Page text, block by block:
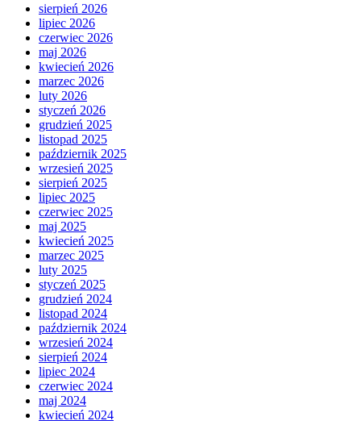
sierpień 2026
lipiec 2026
czerwiec 2026
maj 2026
kwiecień 2026
marzec 2026
luty 2026
styczeń 2026
grudzień 2025
listopad 2025
październik 2025
wrzesień 2025
sierpień 2025
lipiec 2025
czerwiec 2025
maj 2025
kwiecień 2025
marzec 2025
luty 2025
styczeń 2025
grudzień 2024
listopad 2024
październik 2024
wrzesień 2024
sierpień 2024
lipiec 2024
czerwiec 2024
maj 2024
kwiecień 2024